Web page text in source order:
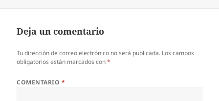
Deja un comentario
Tu dirección de correo electrónico no será publicada. Los campos
obligatorios están marcados con*
COMENTARIO *